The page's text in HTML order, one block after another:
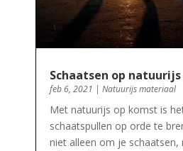
Schaatsen op
feb 6, 2021 | Natuurijs materiaal
Met natuurijs op komst is
schaatspullen op orde te
niet alleen om je